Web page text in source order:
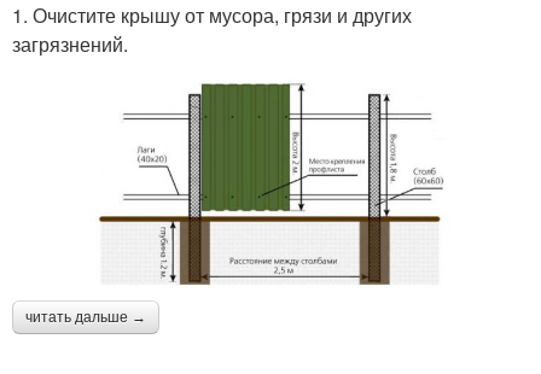
1. Очистите крышу от мусора, грязи и других
загрязнений.
читать дальше →